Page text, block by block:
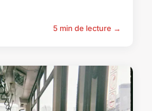
5 min de lecture →